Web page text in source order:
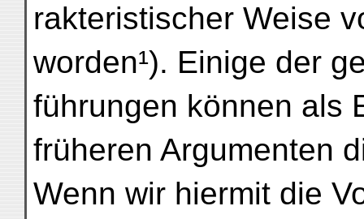
rakteristischer Weise
worden¹). Einige der
führungen können als
früheren Argumenten
Wenn wir hiermit die